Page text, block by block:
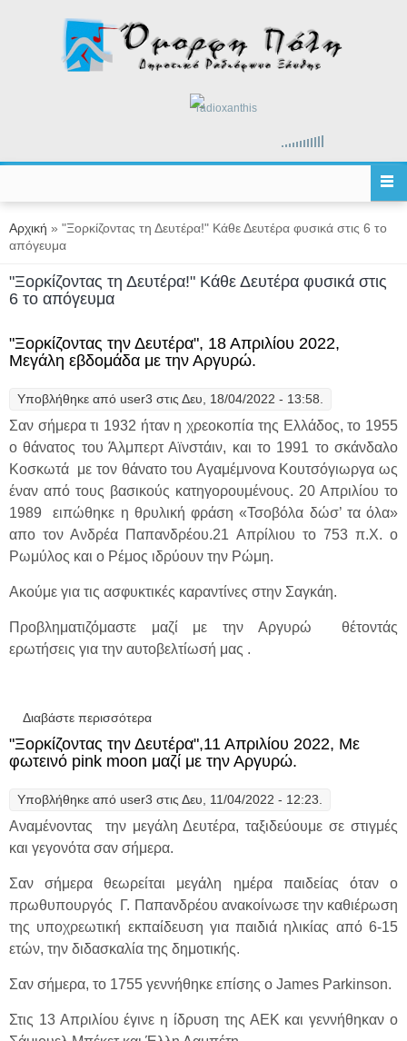
radioxanthis
Είστε εδώ
Αρχική » "Ξορκίζοντας τη Δευτέρα!" Κάθε Δευτέρα φυσικά στις 6 το
απόγευμα
"Ξορκίζοντας τη Δευτέρα!" Κάθε Δευτέρα φυσικά στις
6 το απόγευμα
"Ξορκίζοντας την Δευτέρα", 18 Απριλίου 2022,
Μεγάλη εβδομάδα με την Αργυρώ.
Υποβλήθηκε από user3 στις Δευ, 18/04/2022 - 13:58.
Σαν σήμερα τι 1932 ήταν η χρεοκοπία της Ελλάδος, το 1955
ο θάνατος του Άλμπερτ Αϊνστάιν, και το 1991 το σκάνδαλο
Κοσκωτά με τον θάνατο του Αγαμέμνονα Κουτσόγιωργα ως
έναν από τους βασικούς κατηγορουμένους. 20 Απριλίου το
1989 ειπώθηκε η θρυλική φράση «Τσοβόλα δώσ’ τα όλα»
απο τον Ανδρέα Παπανδρέου.21 Απρίλιου το 753 π.Χ. ο
Ρωμύλος και ο Ρέμος ιδρύουν την Ρώμη.
Ακούμε για τις ασφυκτικές καραντίνες στην Σαγκάη.
Προβληματιζόμαστε μαζί με την Αργυρώ θέτοντάς
ερωτήσεις για την αυτοβελτίωσή μας .
Διαβάστε περισσότερα
2022, Μεγάλη εβδομάδα με την Αργυρώ.
"Ξορκίζοντας την Δευτέρα",11 Απριλίου 2022, Με
φωτεινό pink moon μαζί με την Αργυρώ.
Υποβλήθηκε από user3 στις Δευ, 11/04/2022 - 12:23.
Αναμένοντας την μεγάλη Δευτέρα, ταξιδεύουμε σε στιγμές
και γεγονότα σαν σήμερα.
Σαν σήμερα θεωρείται μεγάλη ημέρα παιδείας όταν ο
πρωθυπουργός Γ. Παπανδρέου ανακοίνωσε την καθιέρωση
της υποχρεωτική εκπαίδευση για παιδιά ηλικίας από 6-15
ετών, την διδασκαλία της δημοτικής.
Σαν σήμερα, το 1755 γεννήθηκε επίσης ο James Parkinson.
Στις 13 Απριλίου έγινε η ίδρυση της ΑΕΚ και γεννήθηκαν ο